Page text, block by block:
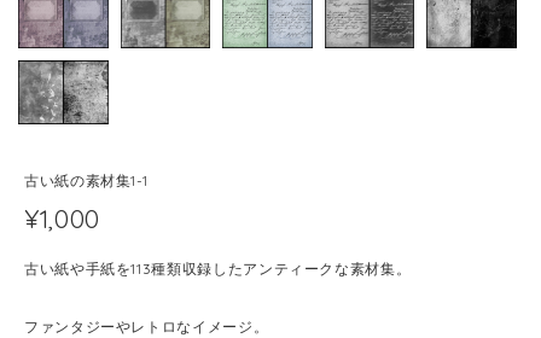
古い紙の素材集1-1
¥1,000
古い紙や手紙を113種類収録したアンティークな素材集。
ファンタジーやレトロなイメージ。